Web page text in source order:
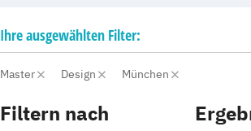
Ihreausgewählten Filter:
Master Design München
Filtern nach